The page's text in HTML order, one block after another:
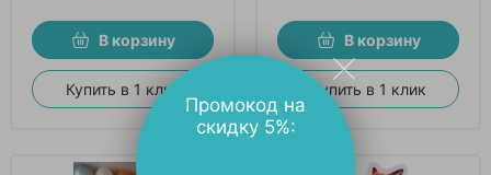
В корзину
Купить в 1 клик
В корзину
Купить в 1 клик
Промокод на
скидку 5%: